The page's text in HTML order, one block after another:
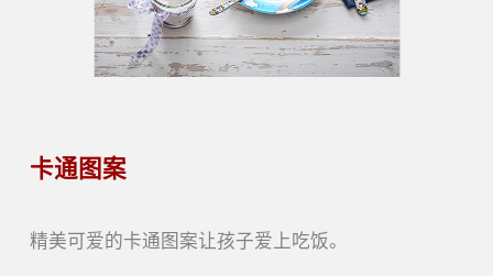
卡通图案
精美可爱的卡通图案让孩子爱上吃饭。